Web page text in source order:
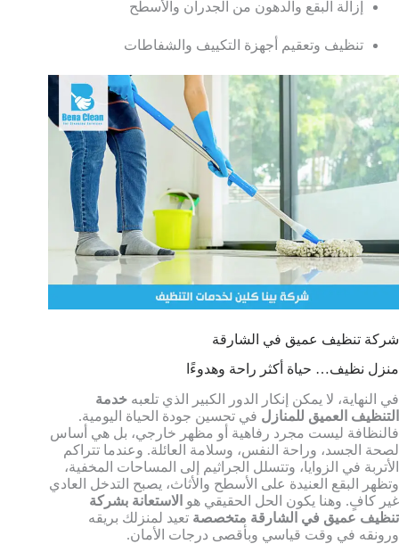
إزالة البقع والدهون من الجدران والأسطح
تنظيف وتعقيم أجهزة التكييف والشفاطات
شركة تنظيف عميق في الشارقة
منزل نظيف… حياة أكثر راحة وهدوءًا
في النهاية، لا يمكن إنكار الدور الكبير الذي تلعبه خدمة
التنظيف العميق للمنازل في تحسين جودة الحياة اليومية.
فالنظافة ليست مجرد رفاهية أو مظهر خارجي، بل هي أساس
لصحة الجسد، وراحة النفس، وسلامة العائلة. وعندما تتراكم
الأتربة في الزوايا، وتتسلل الجراثيم إلى المساحات المخفية،
وتظهر البقع العنيدة على الأسطح والأثاث، يصبح التدخل العادي
غير كافٍ. وهنا يكون الحل الحقيقي هو الاستعانة بشركة
تنظيف عميق في الشارقة متخصصة تعيد لمنزلك بريقه
ورونقه في وقت قياسي وبأقصى درجات الأمان.